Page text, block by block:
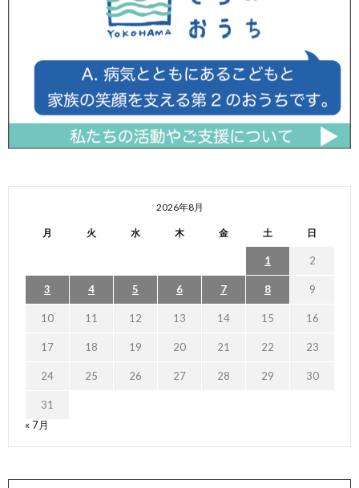
2026年8月
月 火 水 木 金 土 日
1 2
3 4 5 6 7 8 9
10 11 12 13 14 15 16
17 18 19 20 21 22 23
24 25 26 27 28 29 30
31
« 7月